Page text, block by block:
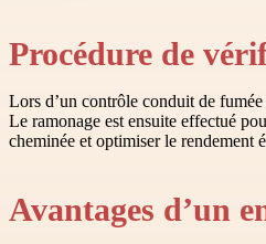
Procédure de
Lors d’un contrôle conduit de
Le ramonage est ensuite effectué
cheminée et optimiser le rendement
Avantages d’un